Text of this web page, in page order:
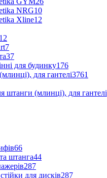
NRG10
Xline12
12
7
37
для будинку176
для гантелі3761
штанги (млинці), для гантелі
66
штанга44
287
для дисків287